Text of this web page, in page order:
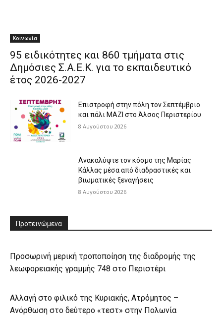
Κοινωνία
95 ειδικότητες και 860 τμήματα στις
Δημόσιες Σ.Α.Ε.Κ. για το εκπαιδευτικό
έτος 2026-2027
Επιστροφή στην πόλη τον Σεπτέμβριο
και πάλι ΜΑΖΙ στο Άλσος Περιστερίου
8 Αυγούστου 2026
Ανακαλύψτε τον κόσμο της Μαρίας
Κάλλας μέσα από διαδραστικές και
βιωματικές ξεναγήσεις
8 Αυγούστου 2026
Προτεινώμενα
Προσωρινή μερική τροποποίηση της διαδρομής της
λεωφορειακής γραμμής 748 στο Περιστέρι
Αλλαγή στο φιλικό της Κυριακής, Ατρόμητος –
Ανόρθωση στο δεύτερο «τεστ» στην Πολωνία